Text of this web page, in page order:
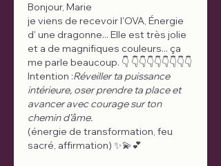
Bonjour, Marie
je viens de recevoir l'OVA, Énergie
d' une dragonne... Elle est très jolie
et a de magnifiques couleurs... ça
me parle beaucoup. 👇 👇👇👇👇👇👇👇👇
Intention :Réveiller ta puissance
intérieure, oser prendre ta place et
avancer avec courage sur ton
chemin d’âme.
(énergie de transformation, feu
sacré, affirmation) ✨💫💕